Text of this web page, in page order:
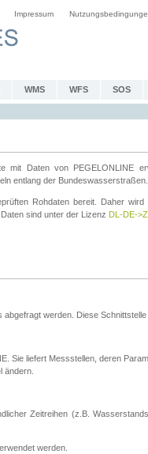
Impressum
WMS WFS SOS
mit Daten von PEGELONLINE
entlang der Bundeswasserstraßen.
Rohdaten bereit. Daher
sind unter der Lizenz DL-DE-
werden. Diese
Sie liefert Messstellen, deren
ändern.
Zeitreihen (z.B.
werden.